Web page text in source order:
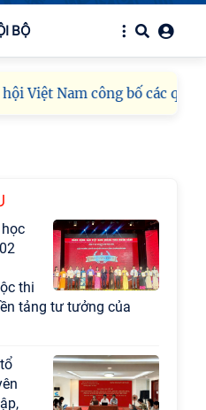
BỘ
Việt Nam công bố các
thi
cách Hồ Chí Minh
triển mới
bố